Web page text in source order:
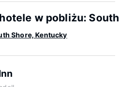
w pobliżu:
Shore, Kentucky